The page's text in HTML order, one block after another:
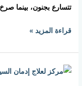
تتسارع بجنون، بينما
قراءة المزيد »
أفضل